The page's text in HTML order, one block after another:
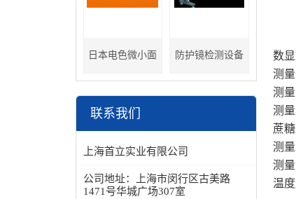
日本电色微小面 防护镜检测设备
联系我们
上海首立实业有限公司
公司地址：
上海市闵行区古美路
1471号华城广场307室
数
测量
测量
测
蔗
测
测
温